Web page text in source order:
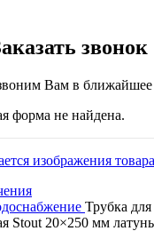
звонок
Вам в ближайшее
форма не найдена.
Трубка
Stout 20×250 мм латунь